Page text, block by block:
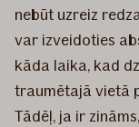
nebūt uzreiz
var izveidoties
kāda laika, kad
traumētajā vietā
Tādēļ, ja ir